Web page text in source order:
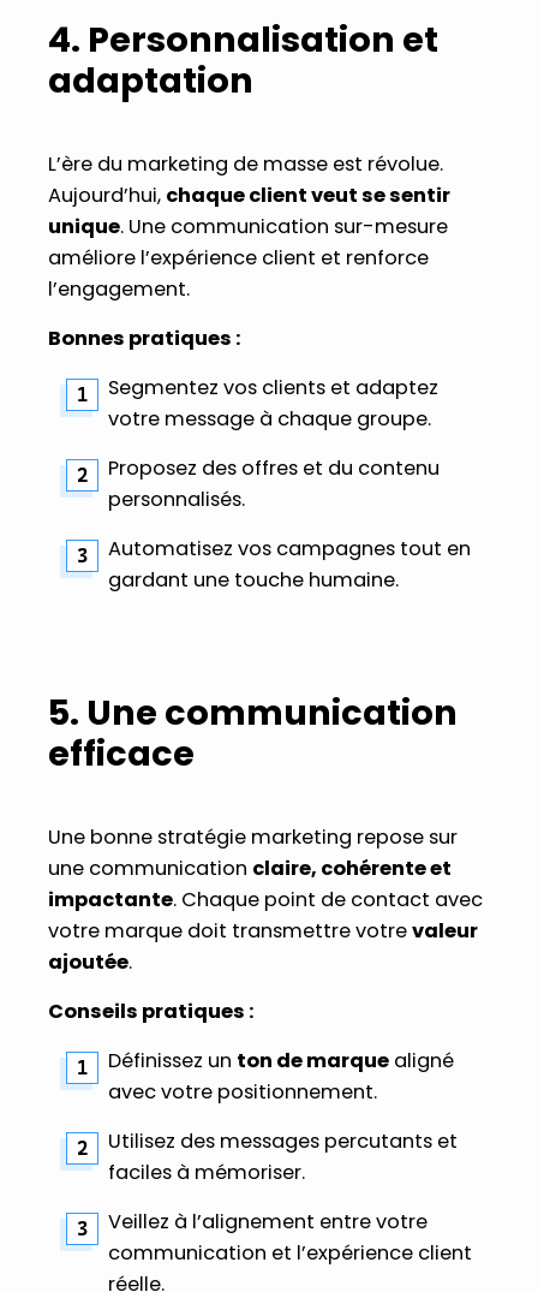
4. Personnalisation et
adaptation
L’ère du marketing de masse est révolue.
Aujourd’hui, chaque client veut se sentir
unique. Une communication sur-mesure
améliore l’expérience client et renforce
l’engagement.
Bonnes pratiques :
Segmentez vos clients et adaptez
votre message à chaque groupe.
Proposez des offres et du contenu
personnalisés.
Automatisez vos campagnes tout en
gardant une touche humaine.
5. Une communication
efficace
Une bonne stratégie marketing repose sur
une communication claire, cohérente et
impactante. Chaque point de contact avec
votre marque doit transmettre votrevaleur
ajoutée.
Conseils pratiques :
Définissez un ton de marque aligné
avec votre positionnement.
Utilisez des messages percutants et
faciles à mémoriser.
Veillez à l’alignement entre votre
communication et l’expérience client
réelle.